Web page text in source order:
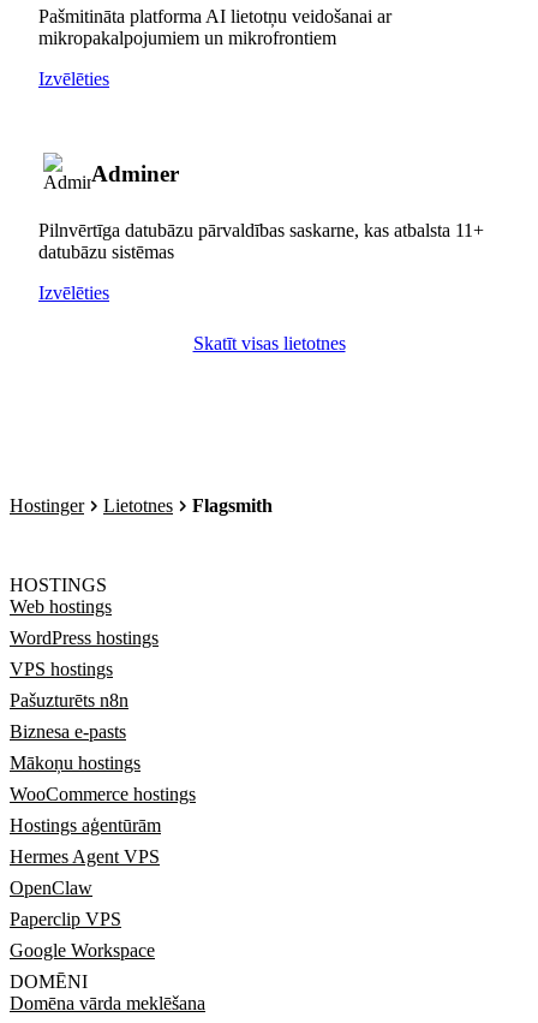
Pašmitināta platforma AI lietotņu veidošanai ar
mikropakalpojumiem un mikrofrontiem
Izvēlēties
Adminer
Pilnvērtīga datubāzu pārvaldības saskarne, kas atbalsta 11+
datubāzu sistēmas
Izvēlēties
Skatīt visas lietotnes
Hostinger Lietotnes Flagsmith
HOSTINGS
Web hostings
WordPress hostings
VPS hostings
Pašuzturēts n8n
Biznesa e-pasts
Mākoņu hostings
WooCommerce hostings
Hostings aģentūrām
Hermes Agent VPS
OpenClaw
Paperclip VPS
Google Workspace
DOMĒNI
Domēna vārda meklēšana